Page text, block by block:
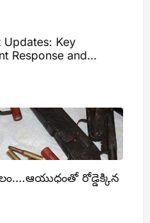
Updates: Key
Response and
రోడ్డెక్కిన